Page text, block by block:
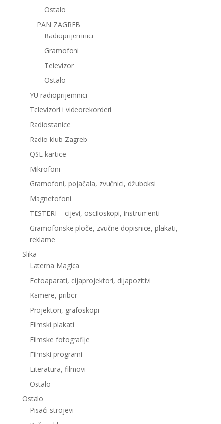
Ostalo
PAN ZAGREB
Radioprijemnici
Gramofoni
Televizori
Ostalo
YU radioprijemnici
Televizori i videorekorderi
Radiostanice
Radio klub Zagreb
QSL kartice
Mikrofoni
Gramofoni, pojačala, zvučnici, džuboksi
Magnetofoni
TESTERI – cijevi, osciloskopi, instrumenti
Gramofonske ploče, zvučne dopisnice, plakati,
reklame
Slika
Laterna Magica
Fotoaparati, dijaprojektori, dijapozitivi
Kamere, pribor
Projektori, grafoskopi
Filmski plakati
Filmske fotografije
Filmski programi
Literatura, filmovi
Ostalo
Ostalo
Pisaći strojevi